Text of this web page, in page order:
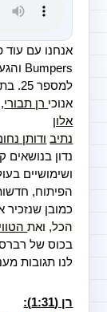
אנוכי רן תבורי,
אלון
נתיב ודותן
הפיתוח,
כמובן שנזכיר
הכל, ואת
לנו תגובות
רן (1:31):